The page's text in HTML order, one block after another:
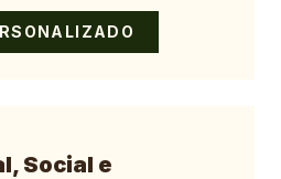
Social e